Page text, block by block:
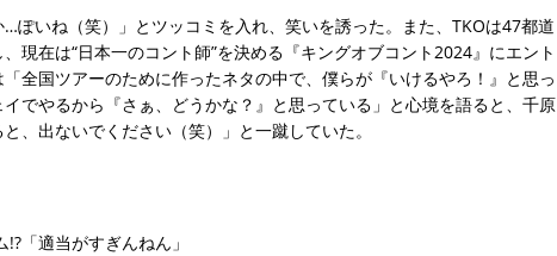
ぽいね（笑）」とツッコミを入れ、笑いを誘った。また、TKOは47都道
現在は“日本一のコント師”を決める『キングオブコント2024』にエント
全国ツアーのために作ったネタの中で、僕らが『いけるやろ！』と思っ
でやるから『さぁ、どうかな？』と思っている」と心境を語ると、千原
、出ないでください（笑）」と一蹴していた。
「適当がすぎんねん」